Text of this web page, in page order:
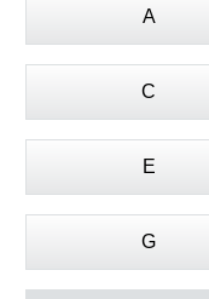
A
C
E
G